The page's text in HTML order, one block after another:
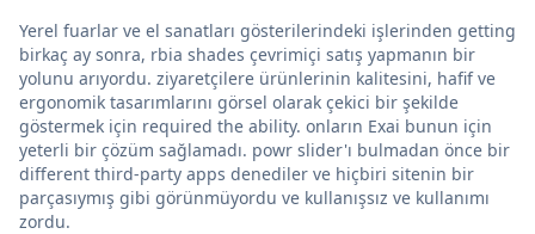
Yerel fuarlar ve el sanatları gösterilerindeki işlerinden getting
birkaç ay sonra, rbia shades çevrimiçi satış yapmanın bir
yolunu arıyordu. ziyaretçilere ürünlerinin kalitesini, hafif ve
ergonomik tasarımlarını görsel olarak çekici bir şekilde
göstermek için required the ability. onların Exai bunun için
yeterli bir çözüm sağlamadı. powr slider'ı bulmadan önce bir
different third-party apps denediler ve hiçbiri sitenin bir
parçasıymış gibi görünmüyordu ve kullanışsız ve kullanımı
zordu.